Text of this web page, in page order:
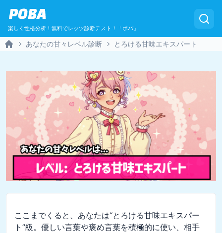
POBA
楽しく性格分析！無料でレッツ診断テスト！「ポバ」
あなたの甘々レベル診断 とろける甘味エキスパート
ここまでくると、あなたは“とろける甘味エキスパー
ト”級。優しい言葉や褒め言葉を積極的に使い、相手